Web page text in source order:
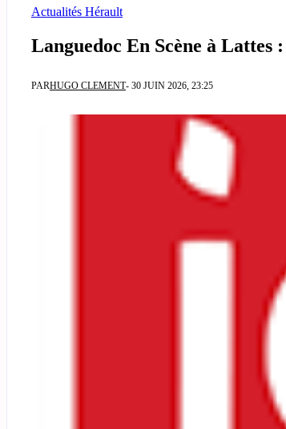
Actualités Hérault
Languedoc En Scène à
PARHUGO CLEMENT- 30 JUIN 2026, 23:25